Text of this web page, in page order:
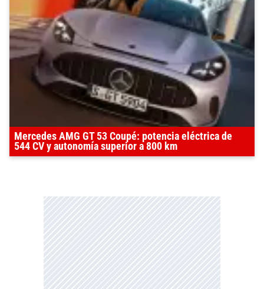
Mercedes AMG GT 53 Coupé: potencia eléctrica de
544 CV y autonomía superior a 800 km